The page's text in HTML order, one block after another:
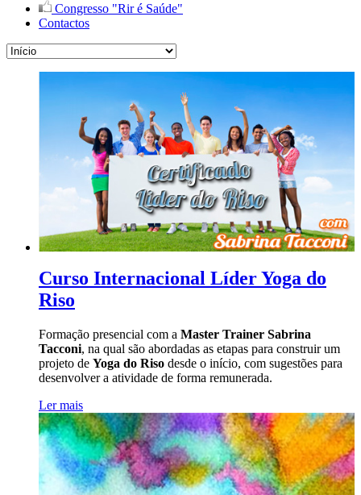
Congresso "Rir é Saúde"
Contactos
Curso Internacional Líder Yoga do
Riso
Formação presencial com a Master Trainer Sabrina
Tacconi, na qual são abordadas as etapas para construir um
projeto de Yoga do Riso desde o início, com sugestões para
desenvolver a atividade de forma remunerada.
Ler mais